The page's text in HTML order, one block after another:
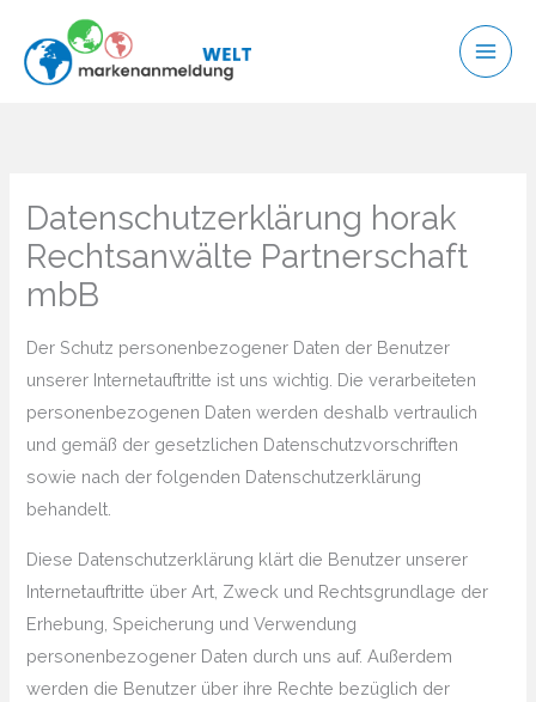
Inhalt
springen
Datenschutzerklärung horak
Rechtsanwälte Partnerschaft
mbB
Der Schutz personenbezogener Daten der Benutzer
unserer Internetauftritte ist uns wichtig. Die verarbeiteten
personenbezogenen Daten werden deshalb vertraulich
und gemäß der gesetzlichen Datenschutzvorschriften
sowie nach der folgenden Datenschutzerklärung
behandelt.
Diese Datenschutzerklärung klärt die Benutzer unserer
Internetauftritte über Art, Zweck und Rechtsgrundlage der
Erhebung, Speicherung und Verwendung
personenbezogener Daten durch uns auf. Außerdem
werden die Benutzer über ihre Rechte bezüglich der